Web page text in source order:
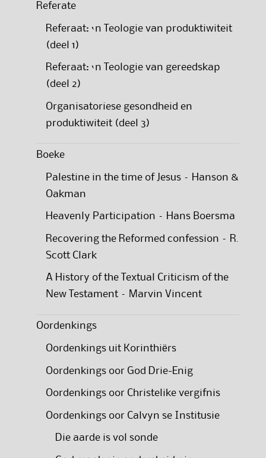
Referate
Referaat: ‘n Teologie van produktiwiteit
(deel 1)
Referaat: ‘n Teologie van gereedskap
(deel 2)
Organisatoriese gesondheid en
produktiwiteit (deel 3)
Boeke
Palestine in the time of Jesus – Hanson &
Oakman
Heavenly Participation – Hans Boersma
Recovering the Reformed confession – R.
Scott Clark
A History of the Textual Criticism of the
New Testament – Marvin Vincent
Oordenkings
Oordenkings uit Korinthiërs
Oordenkings oor God Drie-Enig
Oordenkings oor Christelike vergifnis
Oordenkings oor Calvyn se Institusie
Die aarde is vol sonde